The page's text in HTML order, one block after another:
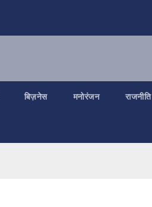
बिज़नेस मनोरंजन राजनीति